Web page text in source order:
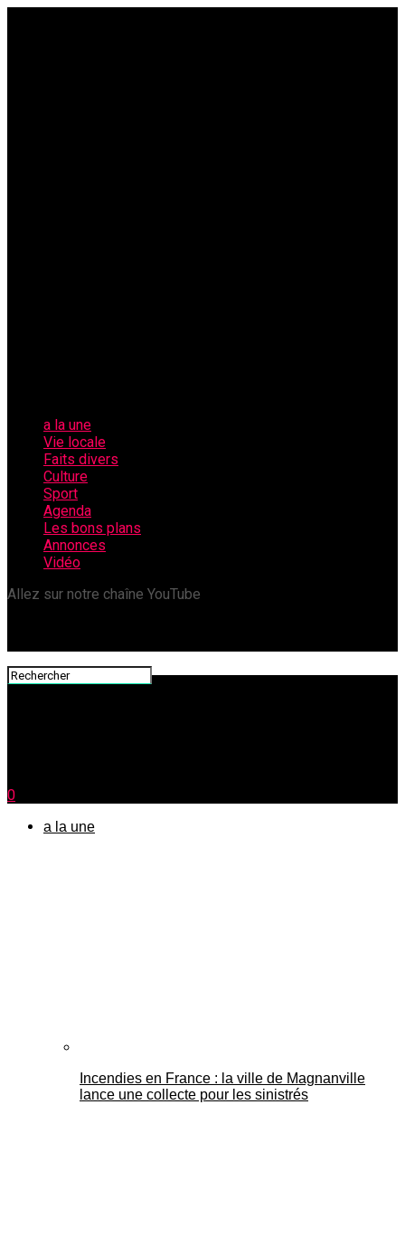
a la une
Vie locale
Faits divers
Culture
Sport
Agenda
Les bons plans
Annonces
Vidéo
Allez sur notre chaîne YouTube
0
a la une
Incendies en France : la ville de Magnanville
lance une collecte pour les sinistrés